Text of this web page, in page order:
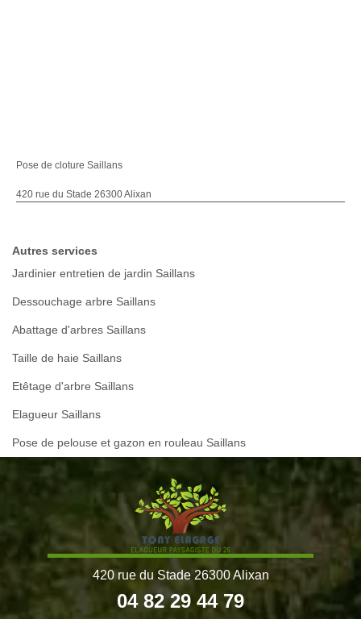
Pose de cloture Saillans
420 rue du Stade 26300 Alixan
Autres services
Jardinier entretien de jardin Saillans
Dessouchage arbre Saillans
Abattage d'arbres Saillans
Taille de haie Saillans
Etêtage d'arbre Saillans
Elagueur Saillans
Pose de pelouse et gazon en rouleau Saillans
420 rue du Stade 26300 Alixan
04 82 29 44 79